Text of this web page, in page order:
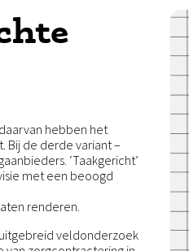
hebben het
Bij de derde variant –
‘Taakgericht’
met een beoogd
renderen.
veldonderzoek